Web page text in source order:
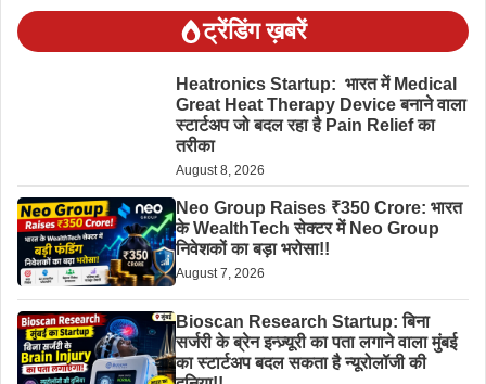
ट्रेंडिंग ख़बरें
Heatronics Startup: भारत में Medical
Great Heat Therapy Device बनाने वाला
स्टार्टअप जो बदल रहा है Pain Relief का
तरीका
August 8, 2026
Neo Group Raises ₹350 Crore: भारत
के WealthTech सेक्टर में Neo Group
निवेशकों का बड़ा भरोसा!!
August 7, 2026
Bioscan Research Startup: बिना
सर्जरी के ब्रेन इन्ज़्यूरी का पता लगाने वाला मुंबई
का स्टार्टअप बदल सकता है न्यूरोलॉजी की